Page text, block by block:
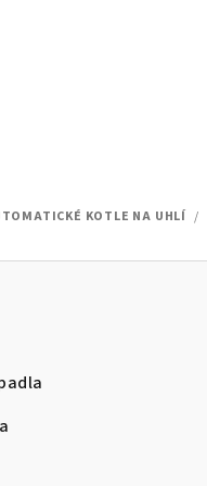
KOTLE NA UHLÍ /